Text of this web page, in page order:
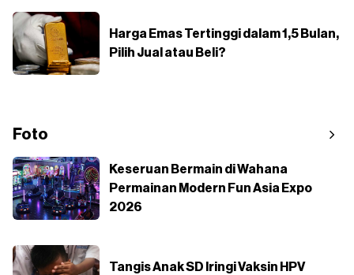
Harga Emas Tertinggi dalam 1,5 Bulan,
Pilih Jual atau Beli?
Foto
Keseruan Bermain di Wahana
Permainan Modern Fun Asia Expo
2026
Tangis Anak SD Iringi Vaksin HPV